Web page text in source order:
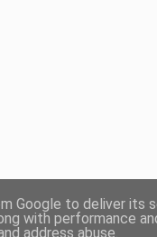
Google to deliver its
with performance
address abuse.